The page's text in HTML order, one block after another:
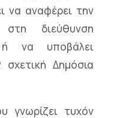
να αναφέρει την
διεύθυνση
ή να υποβάλει
Δημόσια
γνωρίζει τυχόν